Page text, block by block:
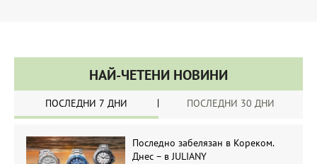
НАЙ-ЧЕТЕНИ НОВИНИ
ПОСЛЕДНИ 7 ДНИ ПОСЛЕДНИ 30 ДНИ
Последно забелязан в Кореком.
Днес – в JULIANY